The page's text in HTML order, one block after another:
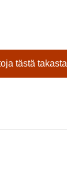
tästä takasta